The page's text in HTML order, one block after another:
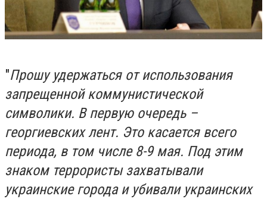
"Прошу удержаться от использования
запрещенной коммунистической
символики. В первую очередь –
георгиевских лент. Это касается всего
периода, в том числе 8-9 мая. Под этим
знаком террористы захватывали
украинские города и убивали украинских